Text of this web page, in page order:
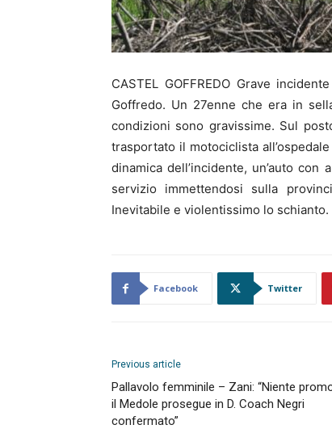
CASTEL GOFFREDO Grave
Goffredo. Un 27enne che era in
condizioni sono gravissime. Sul
trasportato il motociclista
dinamica dell’incidente, un’auto
servizio immettendosi sulla
Inevitabile e violentissimo lo schianto.
Facebook Twitter
Previous article
Pallavolo femminile – Zani: “Niente
il Medole prosegue in D. Coach Negri
confermato”